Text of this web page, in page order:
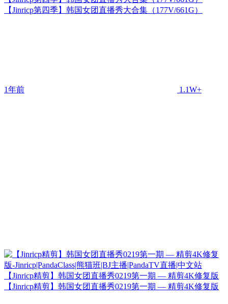
【Jinricp第四季】韩国女团直播秀大合集（177V/661G）
1年前 1.1W+
【Jinricp精剪】韩国女团直播秀0219第一期 — 精剪4K修复版
【Jinricp精剪】韩国女团直播秀0219第一期 — 精剪4K修复版